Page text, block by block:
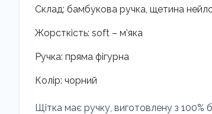
Склад: бамбукова ручка, щетина
Жорсткість: soft – м’яка
Ручка: пряма фігурна
Колір: чорний
Щітка має ручку, виготовлену з 100%